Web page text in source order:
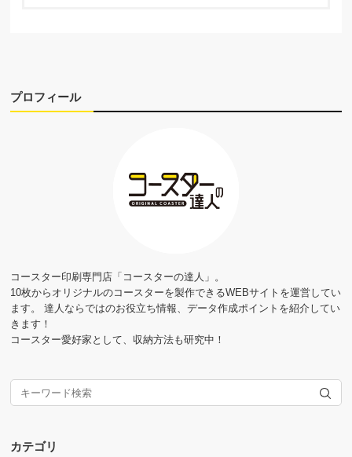
プロフィール
コースター印刷専門店「コースターの達人」。
10枚からオリジナルのコースターを製作できるWEBサイトを運営してい
ます。 達人ならではのお役立ち情報、データ作成ポイントを紹介してい
きます！
コースター愛好家として、収納方法も研究中！
カテゴリ